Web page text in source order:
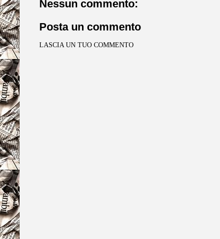
Nessun commento:
Posta un commento
LASCIA UN TUO COMMENTO